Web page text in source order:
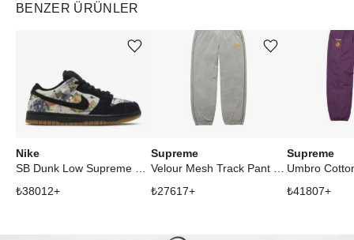
BENZER ÜRÜNLER
Nike
₺38012+
Ürünü istek listesine ekle veya listeden çıkar
Supreme
₺27617+
Ürünü istek listesine ekle veya listeden çıkar
Supreme
₺41807+